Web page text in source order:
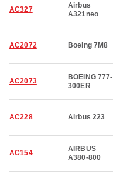
AC327
Airbus
A321neo
AC2072 Boeing 7M8
AC2073
BOEING 777-
300ER
AC228 Airbus 223
AC154
AIRBUS
A380-800